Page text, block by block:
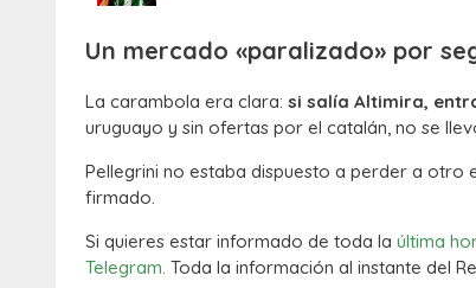
Un mercado «paralizado» por
La carambola era clara: si salía Altimira,
uruguayo y sin ofertas por el catalán, no se
Pellegrini no estaba dispuesto a perder a otro
firmado.
Si quieres estar informado de toda la última
Telegram. Toda la información al instante del